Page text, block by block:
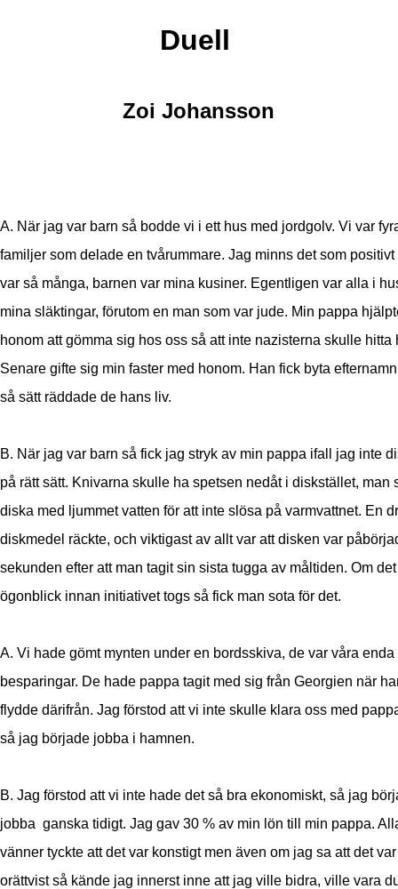
Duell
Zoi Johansson
A. När jag var barn så bodde vi i ett hus med jordgolv. Vi var
familjer som delade en tvårummare. Jag minns det som positivt
var så många, barnen var mina kusiner. Egentligen var alla i
mina släktingar, förutom en man som var jude. Min pappa
honom att gömma sig hos oss så att inte nazisterna skulle hitta
Senare gifte sig min faster med honom. Han fick byta
så sätt räddade de hans liv.
B. När jag var barn så fick jag stryk av min pappa ifall jag inte
på rätt sätt. Knivarna skulle ha spetsen nedåt i diskstället, man
diska med ljummet vatten för att inte slösa på varmvattnet. En
diskmedel räckte, och viktigast av allt var att disken var
sekunden efter att man tagit sin sista tugga av måltiden. Om
ögonblick innan initiativet togs så fick man sota för det.
A. Vi hade gömt mynten under en bordsskiva, de var våra enda
besparingar. De hade pappa tagit med sig från Georgien när
flydde därifrån. Jag förstod att vi inte skulle klara oss med
så jag började jobba i hamnen.
B. Jag förstod att vi inte hade det så bra ekonomiskt, så jag
jobba ganska tidigt. Jag gav 30 % av min lön till min pappa.
vänner tyckte att det var konstigt men även om jag sa att det var
orättvist så kände jag innerst inne att jag ville bidra, ville vara